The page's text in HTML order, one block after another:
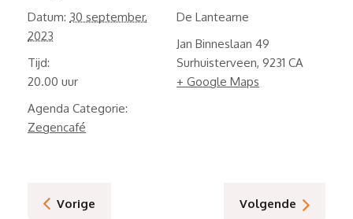
Datum: 30 september,
2023
Tijd:
20.00
Agenda Categorie:
Zegencafé
De Lantearne
Jan Binneslaan 49
Surhuisterveen, 9231 CA
+ Google Maps
Vorige Volgende